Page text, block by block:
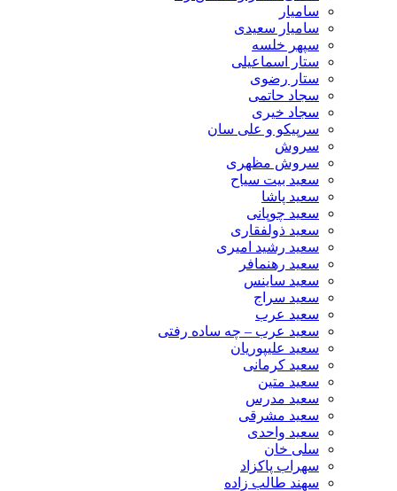
سامیار
سامیار سعیدی
سپهر خلسه
ستار اسماعیلی
ستار رضوی
سجاد حاتمی
سجاد خیری
سرپیکو و علی سان
سروش
سروش مظهری
سعید بیت سیاح
سعید پاشا
سعید چوپانی
سعید ذولفقاری
سعید رشید امیری
سعید رهنمافر
سعید ساینس
سعید سراج
سعید عرب
سعید عرب – چه ساده رفتی
سعید علیپوریان
سعید کرمانی
سعید متین
سعید مدرس
سعید مشرقی
سعید واحدی
سلی خان
سهراب پاکزاد
سهند طالب زاده